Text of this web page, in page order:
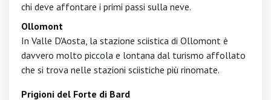
chi deve affontare i primi passi sulla neve.
Ollomont
In Valle D'Aosta, la stazione sciistica di Ollomont è
davvero molto piccola e lontana dal turismo affollato
che si trova nelle stazioni sciistiche più rinomate.
Prigioni del Forte di Bard